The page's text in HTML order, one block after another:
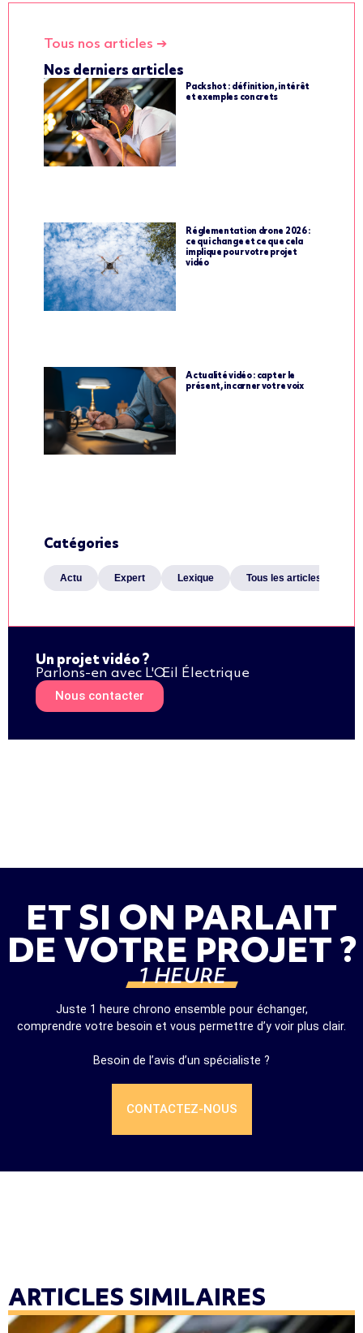
Tous nos articles ➔
Nos derniers articles
Packshot : définition, intérêt
et exemples concrets
Réglementation drone 2026 :
ce qui change et ce que cela
implique pour votre projet
vidéo
Actualité vidéo : capter le
présent, incarner votre voix
Catégories
Actu Expert Lexique Tous les articles
Un projet vidéo ?
Parlons-en avec L'Œil Électrique
Nous contacter
ET SI ON PARLAIT
DE VOTRE PROJET ?
1 HEURE
Juste 1 heure chrono ensemble pour échanger,
comprendre votre besoin et vous permettre d’y voir plus clair.
Besoin de l’avis d’un spécialiste ?
CONTACTEZ-NOUS
ARTICLES SIMILAIRES